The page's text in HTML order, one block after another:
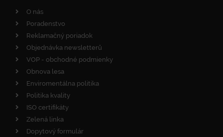
O nás
Poradenstvo
Reklamačný poriadok
Objednávka newsletterů
VOP - obchodné podmienky
Obnova lesa
Enviromentálna politika
Politika kvality
ISO certifikáty
Zelená linka
Dopytový formulár